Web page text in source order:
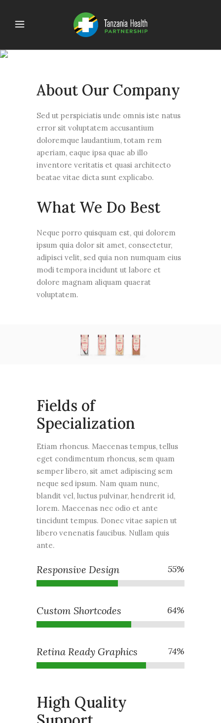
About Our Company
Sed ut perspiciatis unde omnis iste natus
error sit voluptatem accusantium
doloremque laudantium, totam rem
aperiam, eaque ipsa quae ab illo
inventore veritatis et quasi architecto
beatae vitae dicta sunt explicabo.
What We Do Best
Neque porro quisquam est, qui dolorem
ipsum quia dolor sit amet, consectetur,
adipisci velit, sed quia non numquam eius
modi tempora incidunt ut labore et
dolore magnam aliquam quaerat
voluptatem.
Fields of
Specialization
Etiam rhoncus. Maecenas tempus, tellus
eget condimentum rhoncus, sem quam
semper libero, sit amet adipiscing sem
neque sed ipsum. Nam quam nunc,
blandit vel, luctus pulvinar, hendrerit id,
lorem. Maecenas nec odio et ante
tincidunt tempus. Donec vitae sapien ut
libero venenatis faucibus. Nullam quis
ante.
Responsive Design 55%
Custom Shortcodes 64%
Retina Ready Graphics 74%
High Quality